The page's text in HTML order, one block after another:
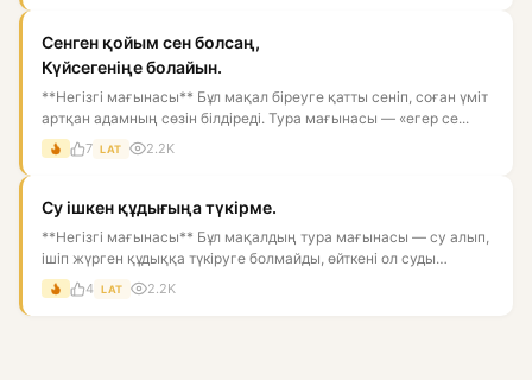
Сенген қойым сен болсаң,
Күйсегеніңе болайын.
**Негізгі мағынасы** Бұл мақал біреуге қатты сеніп, соған үміт
артқан адамның сөзін білдіреді. Тура мағынасы — «егер се...
7 LAT 2.2K
Су ішкен құдығыңа түкірме.
**Негізгі мағынасы** Бұл мақалдың тура мағынасы — су алып,
ішіп жүрген құдыққа түкіруге болмайды, өйткені ол суды
ластай...
4 LAT 2.2K